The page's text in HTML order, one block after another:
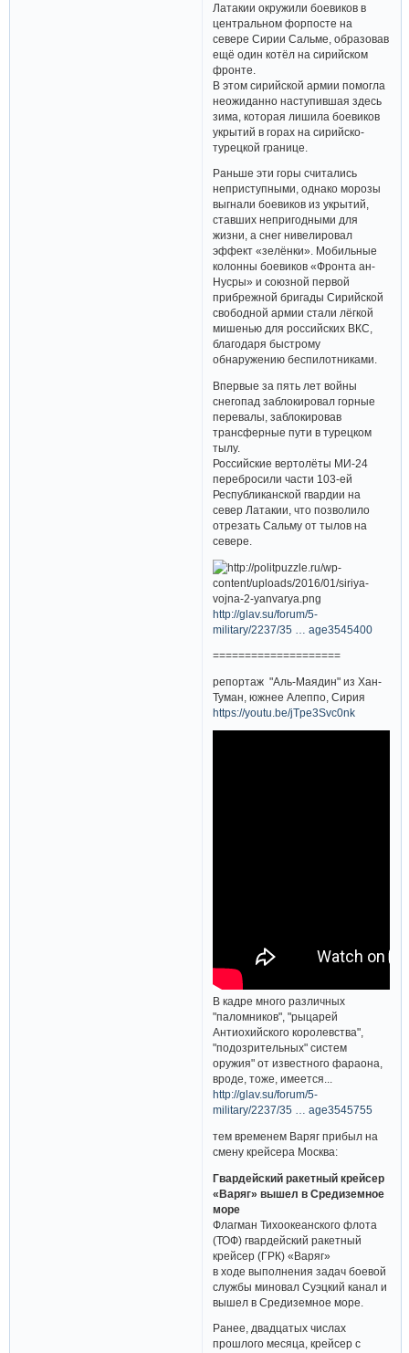
Латакии окружили боевиков в
центральном форпосте на
севере Сирии Сальме, образовав
ещё один котёл на сирийском
фронте.
В этом сирийской армии помогла
неожиданно наступившая здесь
зима, которая лишила боевиков
укрытий в горах на сирийско-
турецкой границе.
Раньше эти горы считались
неприступными, однако морозы
выгнали боевиков из укрытий,
ставших непригодными для
жизни, а снег нивелировал
эффект «зелёнки». Мобильные
колонны боевиков «Фронта ан-
Нусры» и союзной первой
прибрежной бригады Сирийской
свободной армии стали лёгкой
мишенью для российских ВКС,
благодаря быстрому
обнаружению беспилотниками.
Впервые за пять лет войны
снегопад заблокировал горные
перевалы, заблокировав
трансферные пути в турецком
тылу.
Российские вертолёты МИ-24
перебросили части 103-ей
Республиканской гвардии на
север Латакии, что позволило
отрезать Сальму от тылов на
севере.
http://glav.su/forum/5-
military/2237/35 … age3545400
====================
репортаж "Аль-Маядин" из Хан-
Туман, южнее Алеппо, Сирия
https://youtu.be/jTpe3Svc0nk
В кадре много различных
"паломников", "рыцарей
Антиохийского королевства",
"подозрительных" систем
оружия" от известного фараона,
вроде, тоже, имеется...
http://glav.su/forum/5-
military/2237/35 … age3545755
тем временем Варяг прибыл на
смену крейсера Москва:
Гвардейский ракетный крейсер
«Варяг» вышел в Средиземное
море
Флагман Тихоокеанского флота
(ТОФ) гвардейский ракетный
крейсер (ГРК) «Варяг»
в ходе выполнения задач боевой
службы миновал Суэцкий канал и
вышел в Средиземное море.
Ранее, двадцатых числах
прошлого месяца, крейсер с